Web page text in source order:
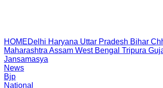
HOMEDelhi Haryana Uttar Pradesh Bihar
Maharashtra Assam West Bengal Tripura
Jansamasya
News
Bjp
National